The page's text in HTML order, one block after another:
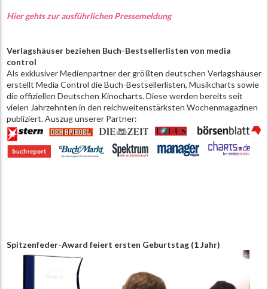
Hier gehts zur ausführlichen Pressemeldung
Verlagshäuser beziehen Buch-Bestsellerlisten von media
control
Als exklusiver Medienpartner der größten deutschen Verlagshäuser
erstellt Media Control die Buch-Bestsellerlisten, Musikcharts sowie
die offiziellen Deutschen Kinocharts. Diese werden bereits seit
vielen Jahrzehnten in den reichweitenstärksten Wochenmagazinen
publiziert. Auszug unserer Partner:
Spitzenfeder-Award feiert ersten Geburtstag (1 Jahr)